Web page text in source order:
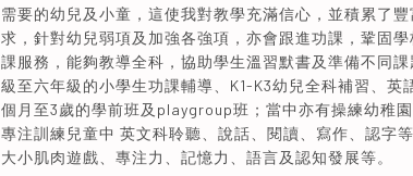
需要的幼兒及小童，這使我對教學充滿信心，並積累了
求，針對幼兒弱項及加強各強項，亦會跟進功課，鞏固
課服務，能夠教導全科，協助學生溫習默書及準備不同
級至六年級的小學生功課輔導、K1-K3幼兒全科補習、
個月至3歲的學前班及playgroup班；當中亦有操練幼稚
專注訓練兒童中 英文科聆聽、說話、閱讀、寫作、認字
大小肌肉遊戲、專注力、記憶力、語言及認知發展等。